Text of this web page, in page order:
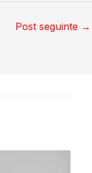
Post seguinte →